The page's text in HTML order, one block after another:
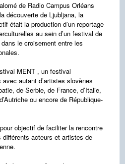
de Radio Campus Orléans
découverte de Ljubljana, la
était la production d’un reportage
au sein d’un festival de
le croisement entre les
MENT , un festival
autant d’artistes slovènes
de Serbie, de France, d’Italie,
ou encore de République-
objectif de faciliter la rencontre
acteurs et artistes de